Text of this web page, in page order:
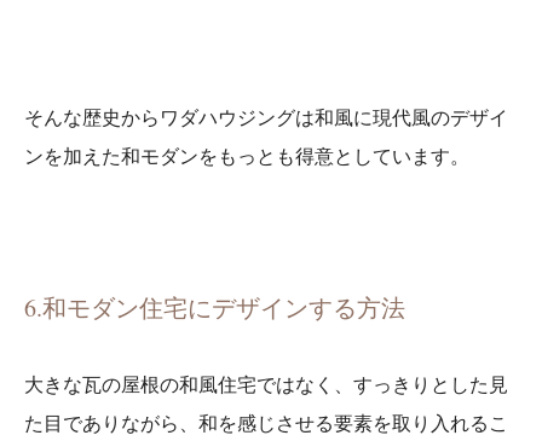
そんな歴史からワダハウジングは和風に現代風のデザイ
ンを加えた和モダンをもっとも得意としています。
6.和モダン住宅にデザインする方法
大きな瓦の屋根の和風住宅ではなく、すっきりとした見
た目でありながら、和を感じさせる要素を取り入れるこ